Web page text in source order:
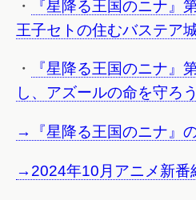
・
『星降る王国のニナ』
王子セトの住むバステア
・
『星降る王国のニナ』
し、アズールの命を守ろ
→『星降る王国のニナ』
→2024年10月アニメ新番